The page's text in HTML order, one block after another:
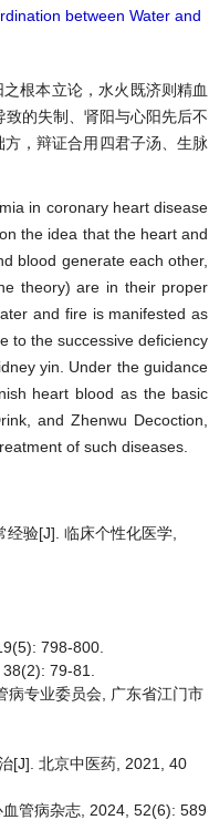
between Water and
根本立论，水火既济则精血
的失制、肾阳与心阳先后不
，辩证合用四君子汤、生脉
in coronary heart disease
the idea that the heart and
blood generate each other,
theory) are in their proper
and fire is manifested as
to the successive deficiency
yin. Under the guidance
heart blood as the basic
and Zhenwu Decoction,
of such diseases.
验[J]. 临床个性化医学,
798-800.
79-81.
病专业委员会, 广东省江门市
[J]. 北京中医药, 2021, 40
管病杂志, 2024, 52(6): 589